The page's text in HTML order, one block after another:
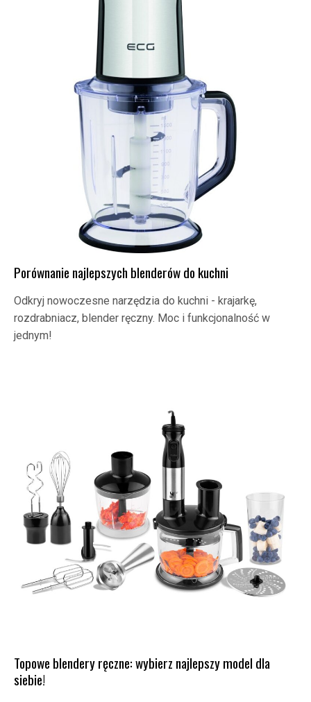
Porównanie najlepszych blenderów do kuchni
Odkryj nowoczesne narzędzia do kuchni - krajarkę,
rozdrabniacz, blender ręczny. Moc i funkcjonalność w
jednym!
Topowe blendery ręczne: wybierz najlepszy model dla
siebie!